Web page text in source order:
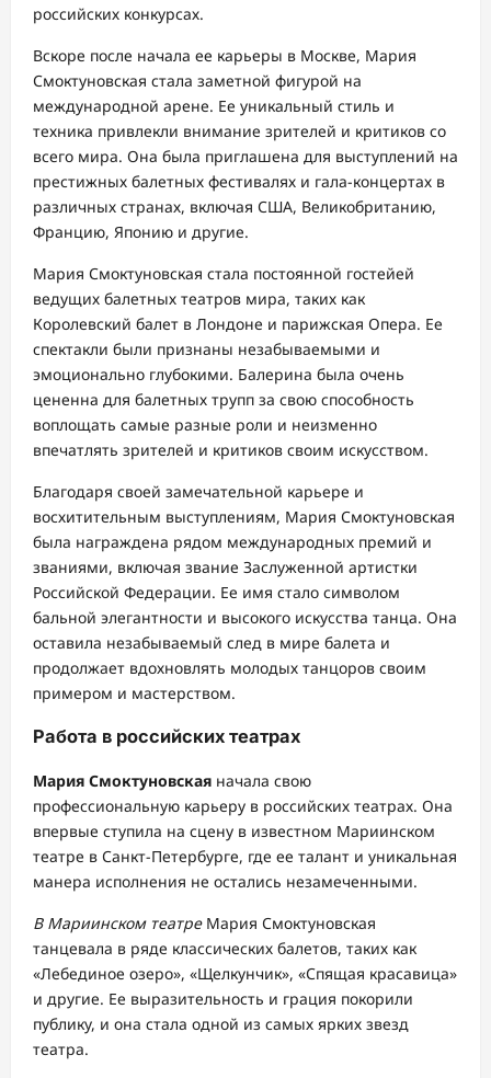
российских конкурсах.
Вскоре после начала ее карьеры в Москве, Мария
Смоктуновская стала заметной фигурой на
международной арене. Ее уникальный стиль и
техника привлекли внимание зрителей и критиков со
всего мира. Она была приглашена для выступлений на
престижных балетных фестивалях и гала-концертах в
различных странах, включая США, Великобританию,
Францию, Японию и другие.
Мария Смоктуновская стала постоянной гостейей
ведущих балетных театров мира, таких как
Королевский балет в Лондоне и парижская Опера. Ее
спектакли были признаны незабываемыми и
эмоционально глубокими. Балерина была очень
цененна для балетных трупп за свою способность
воплощать самые разные роли и неизменно
впечатлять зрителей и критиков своим искусством.
Благодаря своей замечательной карьере и
восхитительным выступлениям, Мария Смоктуновская
была награждена рядом международных премий и
званиями, включая звание Заслуженной артистки
Российской Федерации. Ее имя стало символом
бальной элегантности и высокого искусства танца. Она
оставила незабываемый след в мире балета и
продолжает вдохновлять молодых танцоров своим
примером и мастерством.
Работа в российских театрах
Мария Смоктуновская начала свою
профессиональную карьеру в российских театрах. Она
впервые ступила на сцену в известном Мариинском
театре в Санкт-Петербурге, где ее талант и уникальная
манера исполнения не остались незамеченными.
В Мариинском театреМария Смоктуновская
танцевала в ряде классических балетов, таких как
«Лебединое озеро», «Щелкунчик», «Спящая красавица»
и другие. Ее выразительность и грация покорили
публику, и она стала одной из самых ярких звезд
театра.